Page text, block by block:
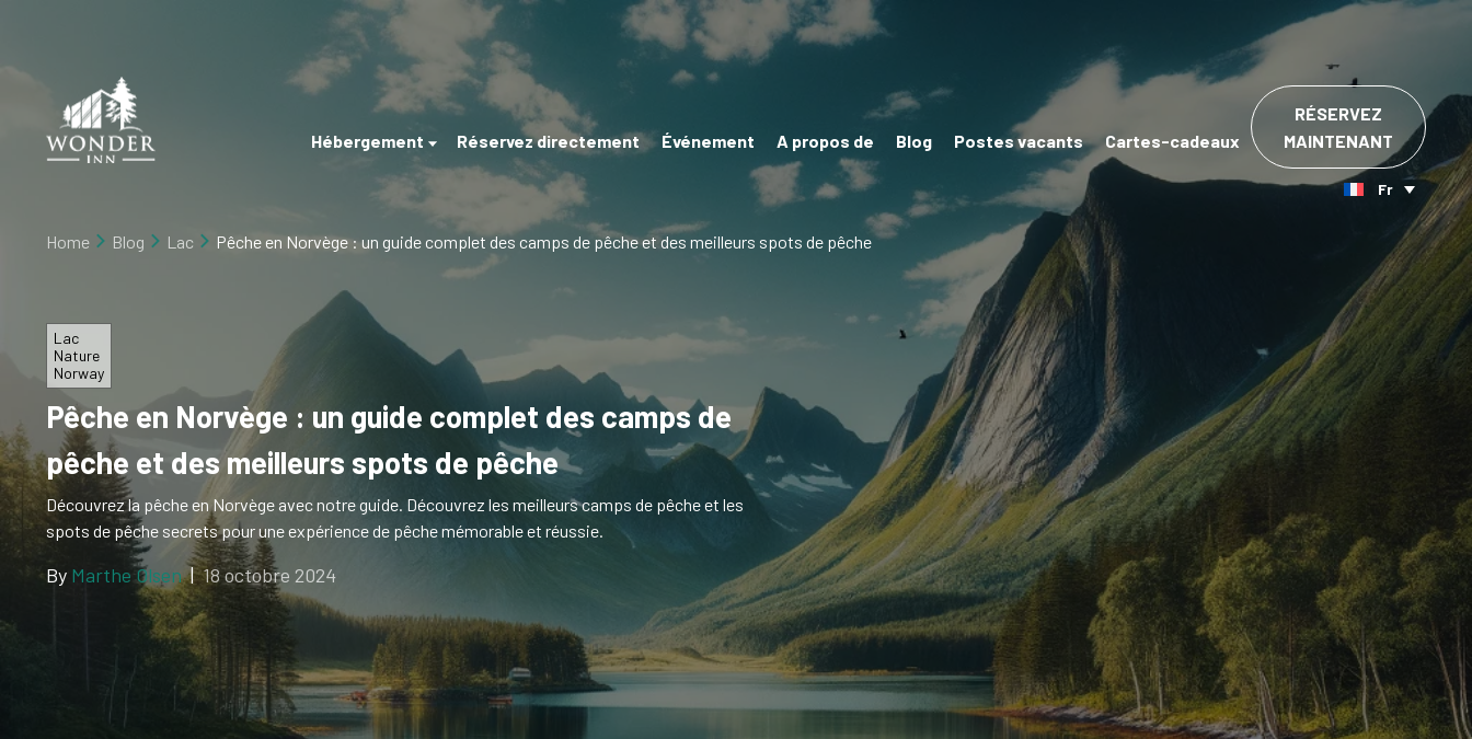
Hébergement
Événement
propos
Postes
vacants
Cartes-
cadeaux
Hébergement Réservez directement Événement A propos de Blog Postes vacants Cartes-cadeaux
RÉSERVEZ
MAINTENANT
Fr
Home Blog Lac Pêche en Norvège : un guide complet des camps de pêche et des meilleurs spots de pêche
Lac
Nature
Norway
Pêche en Norvège : un guide complet des camps de
pêche et des meilleurs spots de pêche
Découvrez la pêche en Norvège avec notre guide. Découvrez les meilleurs camps de pêche et les
spots de pêche secrets pour une expérience de pêche mémorable et réussie.
By Marthe Olsen|18 octobre 2024